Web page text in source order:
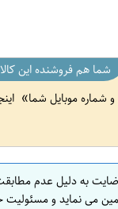
شما هم فروشنده این
و شماره موبایل شما
به دلیل عدم
نماید و مسئولیت